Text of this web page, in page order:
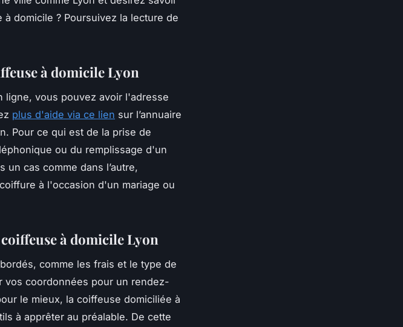
domicile ? Poursuivez la lecture de
à domicile Lyon
ligne, vous pouvez avoir l'adresse
plus d'aide via ce lien sur l’annuaire
Pour ce qui est de la prise de
ou du remplissage d'un
cas comme dans l’autre,
à l'occasion d'un mariage ou
à domicile Lyon
comme les frais et le type de
vos coordonnées pour un rendez-
le mieux, la coiffeuse domiciliée à
à apprêter au préalable. De cette